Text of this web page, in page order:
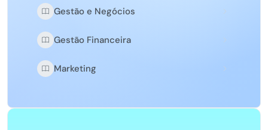
Gestão e Negócios
Gestão Financeira
Marketing